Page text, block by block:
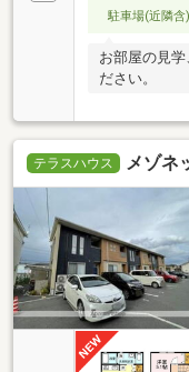
駐車場(近隣含)
お部屋の見
ださい。
テラスハウス メゾネ